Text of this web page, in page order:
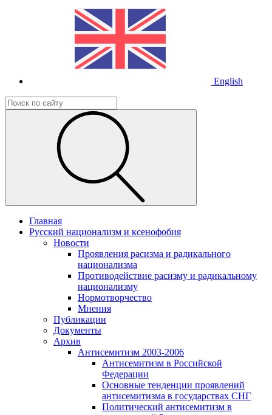
English
Главная
Русский национализм и ксенофобия
Новости
Проявления расизма и радикального
национализма
Противодействие расизму и радикальному
национализму
Нормотворчество
Мнения
Публикации
Документы
Архив
Антисемитизм 2003-2006
Антисемитизм в Российской
Федерации
Основные тенденции проявлений
антисемитизма в государствах СНГ
Политический антисемитизм в